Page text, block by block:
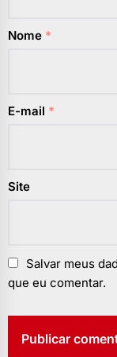
Nome *
E-mail *
Site
Salvar meus
que eu comentar.